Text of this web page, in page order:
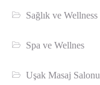
Sağlık ve Wellness
Spa ve Wellnes
Uşak Masaj Salonu